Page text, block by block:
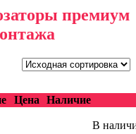
премиум
Цена Наличие
В